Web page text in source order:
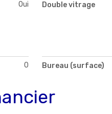
Oui Double vitrage
0 Bureau (surface)